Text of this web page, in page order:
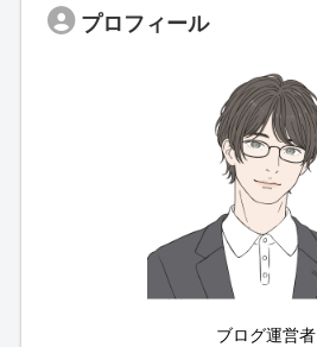
プロフィール
ブログ運営者